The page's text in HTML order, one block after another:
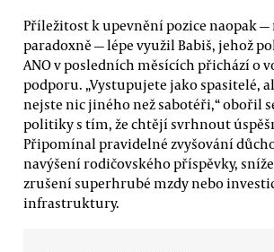
Příležitost k upevnění pozice naopak —
paradoxně — lépe využil Babiš, jehož
ANO v posledních měsících přichází o
podporu. „Vystupujete jako spasitelé,
nejste nic jiného než sabotéři,“ obořil
politiky s tím, že chtějí svrhnout
Připomínal pravidelné zvyšování
navýšení rodičovského příspěvky,
zrušení superhrubé mzdy nebo
infrastruktury.